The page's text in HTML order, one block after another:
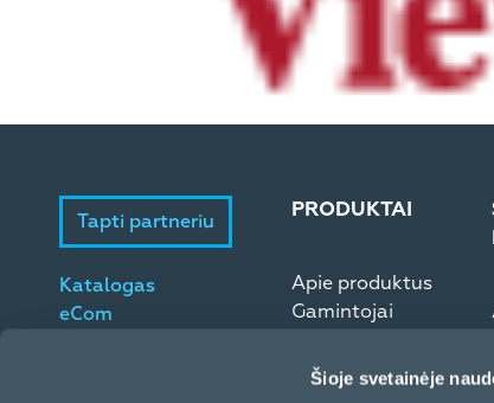
Šioje svetainėje
Tapti partneriu
Katalogas
eCom
PRODUKTAI
Apie produktus
Gamintojai